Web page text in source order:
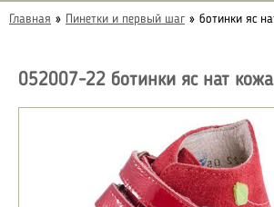
Главная » Пинетки и первый шаг » ботинки яс
052007-22 ботинки яс нат